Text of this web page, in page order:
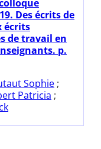
Des écrits de
écrits
de travail en
p.
Sophie ;
Patricia ;